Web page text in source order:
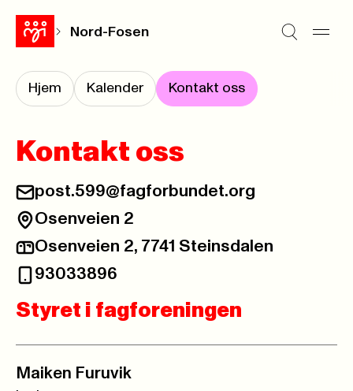
Nord-Fosen
Hjem Kalender Kontakt oss
Kontakt oss
post.599@fagforbundet.org
Osenveien 2
Osenveien 2, 7741 Steinsdalen
93033896
Styret i fagforeningen
Maiken Furuvik